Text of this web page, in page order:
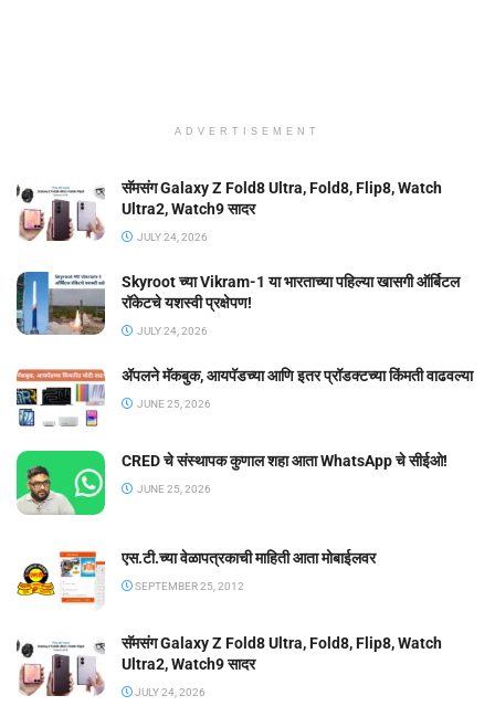
ADVERTISEMENT
सॅमसंग Galaxy Z Fold8 Ultra, Fold8, Flip8, Watch
Ultra2, Watch9 सादर
JULY 24, 2026
Skyroot च्या Vikram-1 या भारताच्या पहिल्या खासगी ऑर्बिटल
रॉकेटचे यशस्वी प्रक्षेपण!
JULY 24, 2026
ॲपलने मॅकबुक, आयपॅडच्या आणि इतर प्रॉडक्टच्या किंमती वाढवल्या
JUNE 25, 2026
CRED चे संस्थापक कुणाल शहा आता WhatsApp चे सीईओ!
JUNE 25, 2026
एस.टी.च्या वेळापत्रकाची माहिती आता मोबाईलवर
SEPTEMBER 25, 2012
सॅमसंग Galaxy Z Fold8 Ultra, Fold8, Flip8, Watch
Ultra2, Watch9 सादर
JULY 24, 2026